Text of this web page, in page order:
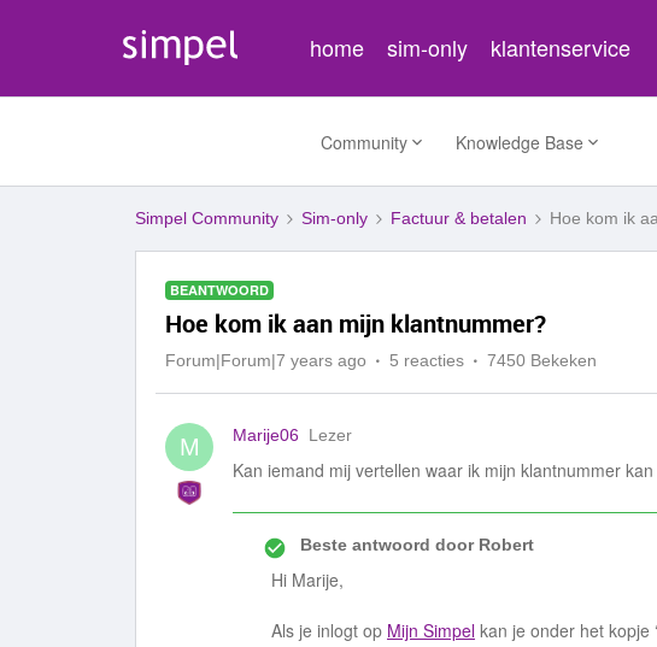
home sim-only klantenservice
Community Knowledge Base
Simpel Community Sim-only Factuur & betalen Hoe kom ik
BEANTWOORD
Hoe kom ik aan mijn klantnummer?
Forum|Forum|7 years ago 5 reacties 7450 Bekeken
M Marije06 Lezer
Kan iemand mij vertellen waar ik mijn klantnummer
Beste antwoord doorRobert
Hi Marije,
Als je inlogt op Mijn Simpel kan je onder het kopje ‘